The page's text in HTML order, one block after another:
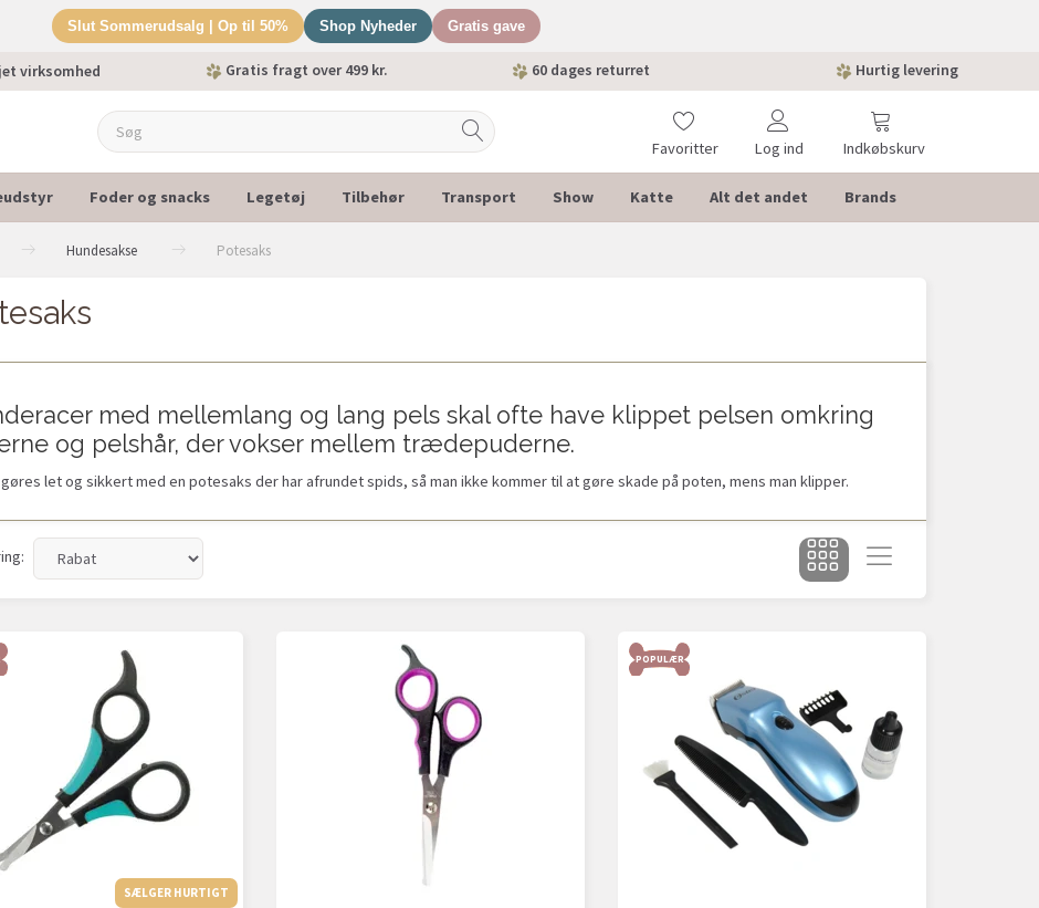
Slut Sommerudsalg | Op til 50% Shop Nyheder Gratis gave
virksomhed Gratis fragt over 499 kr. 60 dages returret Hurtig levering
Indkøbskurv
Favoritter Log ind
Foder og snacks Legetøj Tilbehør Transport Show Katte Alt det andet Brands
Hundesakse Potesaks
med mellemlang og lang pels skal ofte have klippet pelsen omkring
og pelshår, der vokser mellem trædepuderne.
let og sikkert med en potesaks der har afrundet spids, så man ikke kommer til at gøre skade på poten, mens man klipper.
SÆLGER HURTIGT
POPULÆR